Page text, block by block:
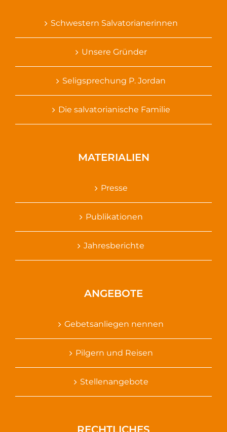
Schwestern Salvatorianerinnen
Unsere Gründer
Seligsprechung P. Jordan
Die salvatorianische Familie
MATERIALIEN
Presse
Publikationen
Jahresberichte
ANGEBOTE
Gebetsanliegen nennen
Pilgern und Reisen
Stellenangebote
RECHTLICHES